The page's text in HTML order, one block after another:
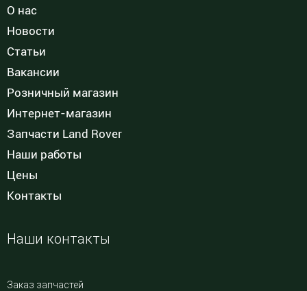
О нас
Новости
Статьи
Вакансии
Розничный магазин
Интернет-магазин
Запчасти Land Rover
Наши работы
Цены
Контакты
Наши контакты
Заказ запчастей